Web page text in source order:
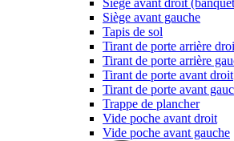
Siège avant droit
Siège avant gauche
Tapis de sol
Tirant de porte arrière
Tirant de porte arrière
Tirant de porte avant droit
Tirant de porte avant
Trappe de plancher
Vide poche avant droit
Vide poche avant gauche